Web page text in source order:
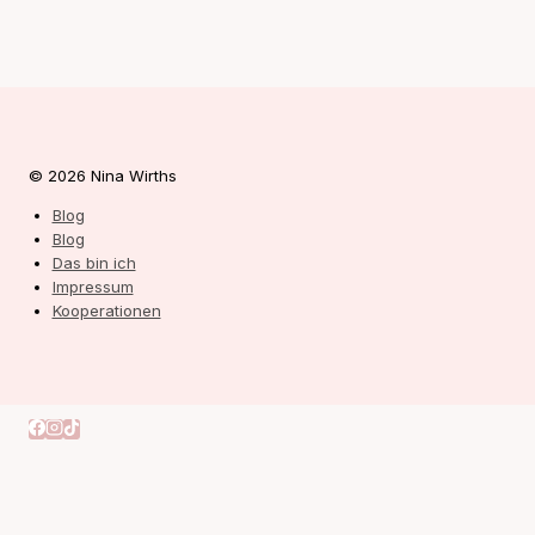
© 2026 Nina Wirths
Blog
Blog
Das bin ich
Impressum
Kooperationen